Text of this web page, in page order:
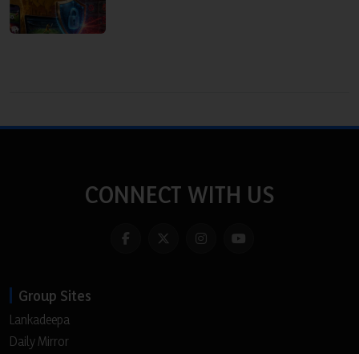
CONNECT WITH US
Group Sites
Lankadeepa
Daily Mirror